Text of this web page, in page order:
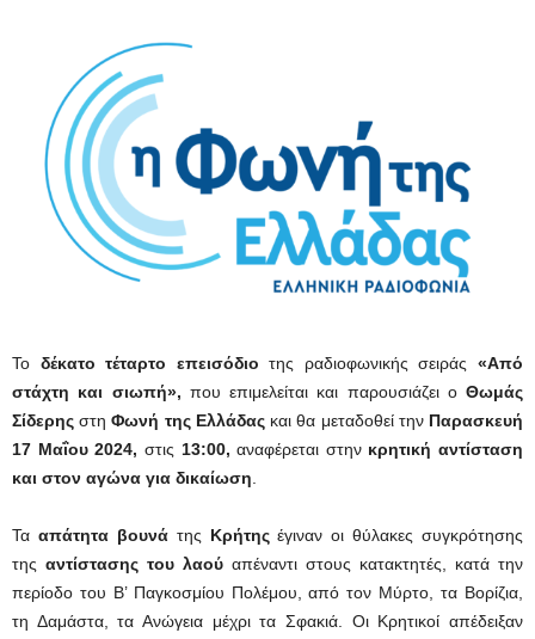
Το δέκατο τέταρτο επεισόδιο της ραδιοφωνικής σειράς«Από
στάχτη και σιωπή», που επιμελείται και παρουσιάζει ο Θωμάς
Σίδερηςστη Φωνή της Ελλάδας και θα μεταδοθεί την Παρασκευή
17 Μαΐου 2024, στις 13:00,αναφέρεται στην κρητική αντίσταση
και στον αγώνα για δικαίωση
Τα απάτητα βουνάτης Κρήτηςέγιναν οι θύλακες συγκρότησης
της αντίστασης του λαού απέναντι στους κατακτητές, κατά την
περίοδο του Β’ Παγκοσμίου Πολέμου, από τον Μύρτο, τα Βορίζια,
τη Δαμάστα, τα Ανώγεια μέχρι τα Σφακιά. Οι Κρητικοί απέδειξαν